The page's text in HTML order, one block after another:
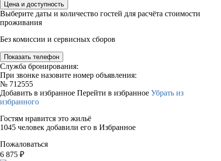
Цена и доступность
Выберите даты и количество гостей для расчёта стоимости
проживания
Без комиссии и сервисных сборов
Показать телефон
Служба бронирования:
При звонке назовите номер объявления:
№ 712555
Добавить в избранное Перейти в избранное Убрать из
избранного
Гостям нравится это жильё
1045 человек добавили его в Избранное
Пожаловаться
6 875 ₽